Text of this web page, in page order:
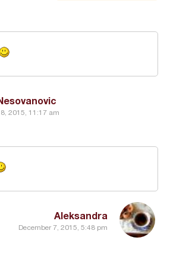
2015, 11:17 am
Aleksandra
December 7, 2015, 5:48 pm